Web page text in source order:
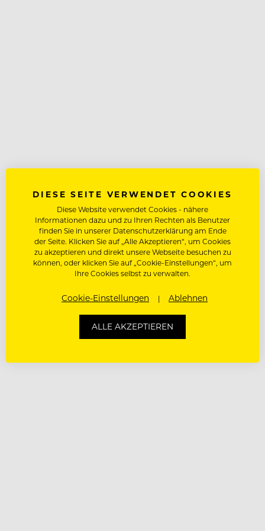
DIESE SEITE VERWENDET COOKIES
Diese Website verwendet Cookies - nähere
Informationen dazu und zu Ihren Rechten als Benutzer
finden Sie in unserer Datenschutzerklärung am Ende
der Seite. Klicken Sie auf „Alle Akzeptieren“, um Cookies
zu akzeptieren und direkt unsere Webseite besuchen zu
können, oder klicken Sie auf „Cookie-Einstellungen“, um
Ihre Cookies selbst zu verwalten.
Cookie-Einstellungen Ablehnen
ALLE AKZEPTIEREN